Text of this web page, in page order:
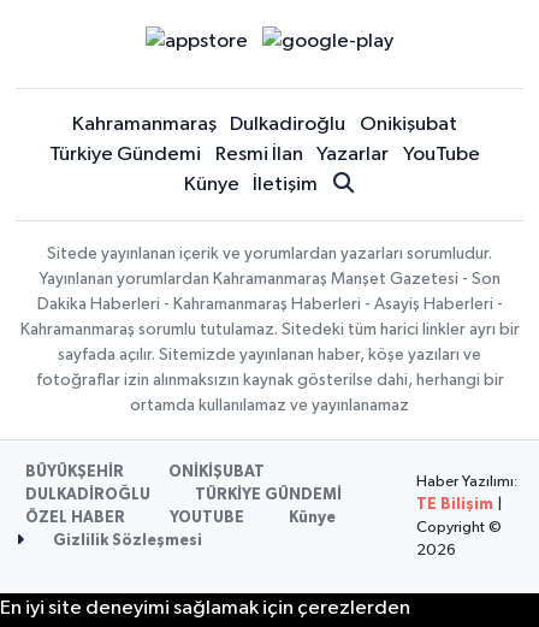
Kahramanmaraş Dulkadiroğlu
Onikişubat
Türkiye Gündemi
Resmi İlan Yazarlar
YouTube
Künye
İletişim
Sitede yayınlanan içerik ve yorumlardan yazarları sorumludur.
Yayınlanan yorumlardan Kahramanmaraş Manşet Gazetesi - Son
Dakika Haberleri - Kahramanmaraş Haberleri - Asayiş Haberleri -
Kahramanmaraş sorumlu tutulamaz. Sitedeki tüm harici linkler ayrı bir
sayfada açılır. Sitemizde yayınlanan haber, köşe yazıları ve
fotoğraflar izin alınmaksızın kaynak gösterilse dahi, herhangi bir
ortamda kullanılamaz ve yayınlanamaz
BÜYÜKŞEHİR
ONİKİŞUBAT
DULKADİROĞLU
TÜRKİYE GÜNDEMİ
ÖZEL HABER
YOUTUBE
Künye
Gizlilik Sözleşmesi
Haber Yazılımı:
TE Bilişim
Copyright ©
2026
En iyi site deneyimi sağlamak için çerezlerden